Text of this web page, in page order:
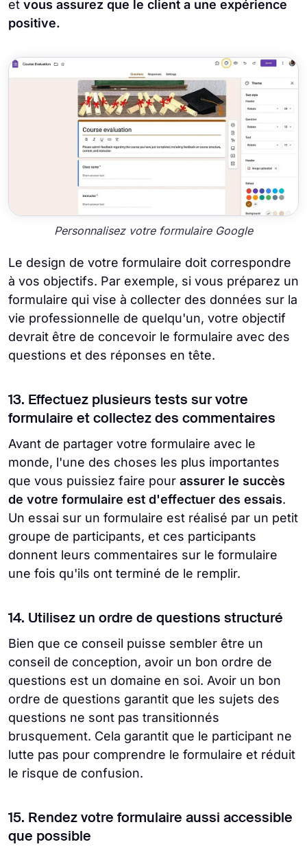
et vous assurez que le client a une expérience
positive.
Personnalisez votre formulaire Google
Le design de votre formulaire doit correspondre
à vos objectifs. Par exemple, si vous préparez un
formulaire qui vise à collecter des données sur la
vie professionnelle de quelqu'un, votre objectif
devrait être de concevoir le formulaire avec des
questions et des réponses en tête.
13. Effectuez plusieurs tests sur votre
formulaire et collectez des commentaires
Avant de partager votre formulaire avec le
monde, l'une des choses les plus importantes
que vous puissiez faire pour assurer le succès
de votre formulaire est d'effectuer des essais.
Un essai sur un formulaire est réalisé par un petit
groupe de participants, et ces participants
donnent leurs commentaires sur le formulaire
une fois qu'ils ont terminé de le remplir.
14. Utilisez un ordre de questions structuré
Bien que ce conseil puisse sembler être un
conseil de conception, avoir un bon ordre de
questions est un domaine en soi. Avoir un bon
ordre de questions garantit que les sujets des
questions ne sont pas transitionnés
brusquement. Cela garantit que le participant ne
lutte pas pour comprendre le formulaire et réduit
le risque de confusion.
15. Rendez votre formulaire aussi accessible
que possible